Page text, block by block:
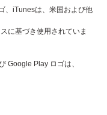
、iTunesは、米国および他
に基づき使用されていま
Google Play ロゴは、